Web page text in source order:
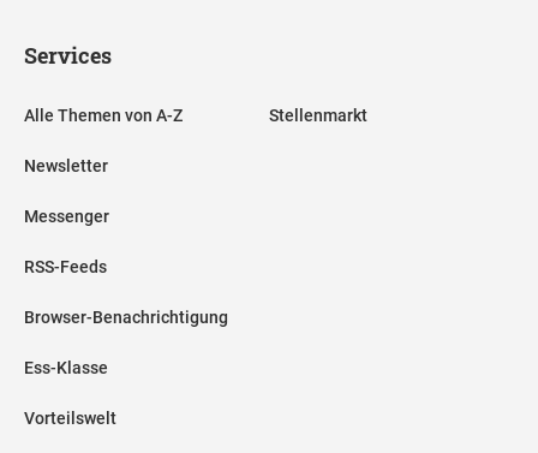
Services
Alle Themen von A-Z
Newsletter
Messenger
RSS-Feeds
Browser-Benachrichtigung
Ess-Klasse
Vorteilswelt
Stellenmarkt